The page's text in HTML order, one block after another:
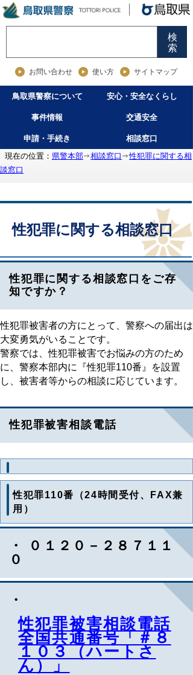
検
索
お問い合わせ 使い方 サイトマップ
鳥取県警察について 安心・安全なくらし
事件情報 交通安全
申請・手続き
相談窓口
現在の位置： 県警本部 相談窓口
性犯罪に関する相
談窓口
性犯罪に関する相談窓口
性犯罪に関する相談窓口をご存
知ですか？
性犯罪被害者の方にとって、警察への届出は
大変勇気がいることです。
警察では、性犯罪被害でお悩みの方のため
に、警察本部内に『性犯罪110番』を設置
し、被害者等からの相談に応じています。
性犯罪被害相談電話
性犯罪110番（24時間受付、FAX兼
用）
・ ０１２０－２８７１１
０
・
性犯罪被害相談電話
全国共通番号「＃８
１０３（ハートさ
ん）」